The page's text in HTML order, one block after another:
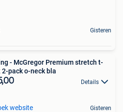
Gisteren
- McGregor Premium stretch t-
pack o-neck bla
Details
website Gisteren